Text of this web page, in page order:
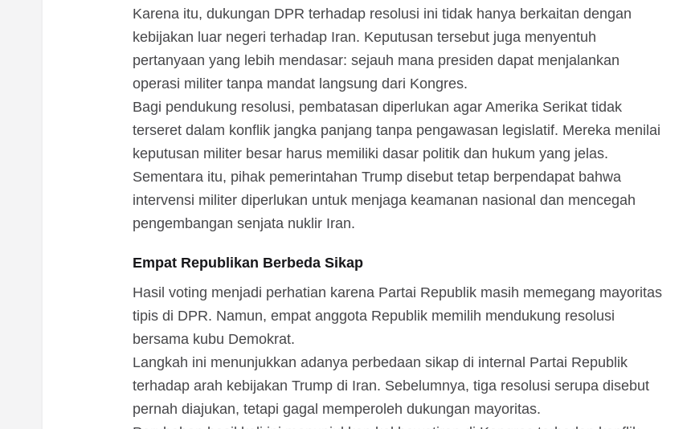
Karena itu, dukungan DPR terhadap resolusi ini tidak hanya berkaitan dengan
kebijakan luar negeri terhadap Iran. Keputusan tersebut juga menyentuh
pertanyaan yang lebih mendasar: sejauh mana presiden dapat menjalankan
operasi militer tanpa mandat langsung dari Kongres.
Bagi pendukung resolusi, pembatasan diperlukan agar Amerika Serikat tidak
terseret dalam konflik jangka panjang tanpa pengawasan legislatif. Mereka menilai
keputusan militer besar harus memiliki dasar politik dan hukum yang jelas.
Sementara itu, pihak pemerintahan Trump disebut tetap berpendapat bahwa
intervensi militer diperlukan untuk menjaga keamanan nasional dan mencegah
pengembangan senjata nuklir Iran.
Empat Republikan Berbeda Sikap
Hasil voting menjadi perhatian karena Partai Republik masih memegang mayoritas
tipis di DPR. Namun, empat anggota Republik memilih mendukung resolusi
bersama kubu Demokrat.
Langkah ini menunjukkan adanya perbedaan sikap di internal Partai Republik
terhadap arah kebijakan Trump di Iran. Sebelumnya, tiga resolusi serupa disebut
pernah diajukan, tetapi gagal memperoleh dukungan mayoritas.